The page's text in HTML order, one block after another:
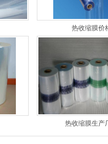
热收缩膜价
热收缩膜生产